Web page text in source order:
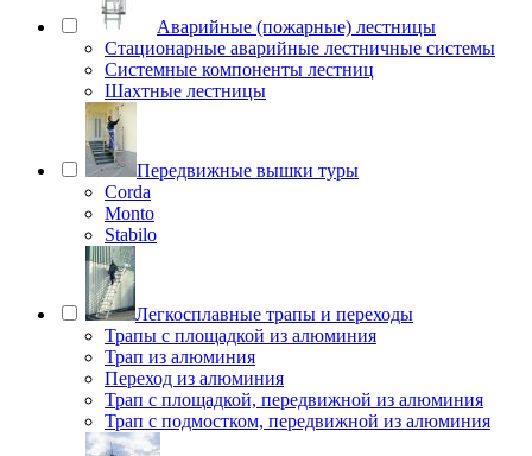
Аварийные (пожарные) лестницы
Стационарные аварийные лестничные системы
Системные компоненты лестниц
Шахтные лестницы
Передвижные вышки туры
Corda
Monto
Stabilo
Легкосплавные трапы и переходы
Трапы с площадкой из алюминия
Трап из алюминия
Переход из алюминия
Трап с площадкой, передвижной из алюминия
Трап с подмостком, передвижной из алюминия